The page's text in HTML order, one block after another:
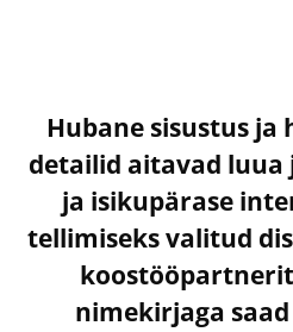
Hubane sisustus
detailid aitavad luua
ja isikupärase
tellimiseks valitud
nimekirjaga